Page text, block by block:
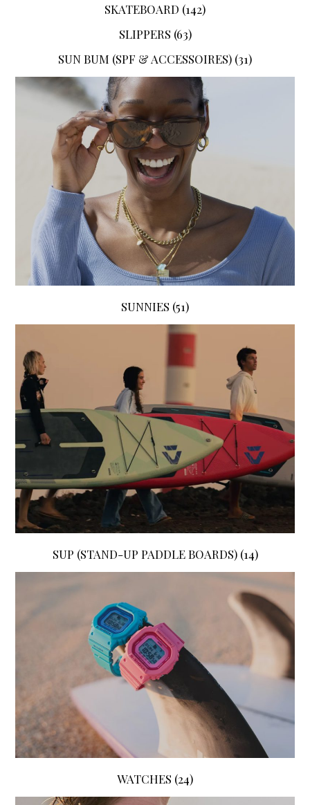
SKATEBOARD (142)
SLIPPERS (63)
SUN BUM (SPF & ACCESSOIRES) (31)
SUNNIES (51)
SUP (STAND-UP PADDLE BOARDS) (14)
WATCHES (24)